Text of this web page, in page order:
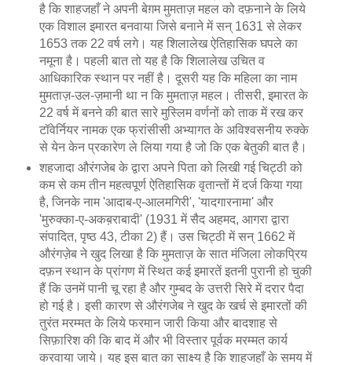
है कि शाहजहाँ ने अपनी बेग़म मुमताज़ महल को दफ़नाने के लिये
एक विशाल इमारत बनवाया जिसे बनाने में सन् 1631 से लेकर
1653 तक 22 वर्ष लगे। यह शिलालेख ऐतिहासिक घपले का
नमूना है। पहली बात तो यह है कि शिलालेख उचित व
आधिकारिक स्थान पर नहीं है। दूसरी यह कि महिला का नाम
मुमताज़-उल-ज़मानी था न कि मुमताज़ महल। तीसरी, इमारत के
22 वर्ष में बनने की बात सारे मुस्लिम वर्णनों को ताक में रख कर
टॉवेर्नियर नामक एक फ्रांसीसी अभ्यागत के अविश्वसनीय रुक्के
से येन केन प्रकारेण ले लिया गया है जो कि एक बेतुकी बात है।
शहजादा औरंगजेब के द्वारा अपने पिता को लिखी गई चिट्ठी को
कम से कम तीन महत्वपूर्ण ऐतिहासिक वृतान्तों में दर्ज किया गया
है, जिनके नाम 'आदाब-ए-आलमगिरी', 'यादगारनामा' और
'मुरुक्का-ए-अकब़राबादी' (1931 में सैद अहमद, आगरा द्वारा
संपादित, पृष्ठ 43, टीका 2) हैं। उस चिट्ठी में सन् 1662 में
औरंगज़ेब ने खुद लिखा है कि मुमताज़ के सात मंजिला लोकप्रिय
दफ़न स्थान के प्रांगण में स्थित कई इमारतें इतनी पुरानी हो चुकी
हैं कि उनमें पानी चू रहा है और गुम्बद के उत्तरी सिरे में दरार पैदा
हो गई है। इसी कारण से औरंगजेब ने खुद के खर्च से इमारतों की
तुरंत मरम्मत के लिये फरमान जारी किया और बादशाह से
सिफ़ारिश की कि बाद में और भी विस्तार पूर्वक मरम्मत कार्य
करवाया जाये। यह इस बात का साक्ष्य है कि शाहजहाँ के समय में